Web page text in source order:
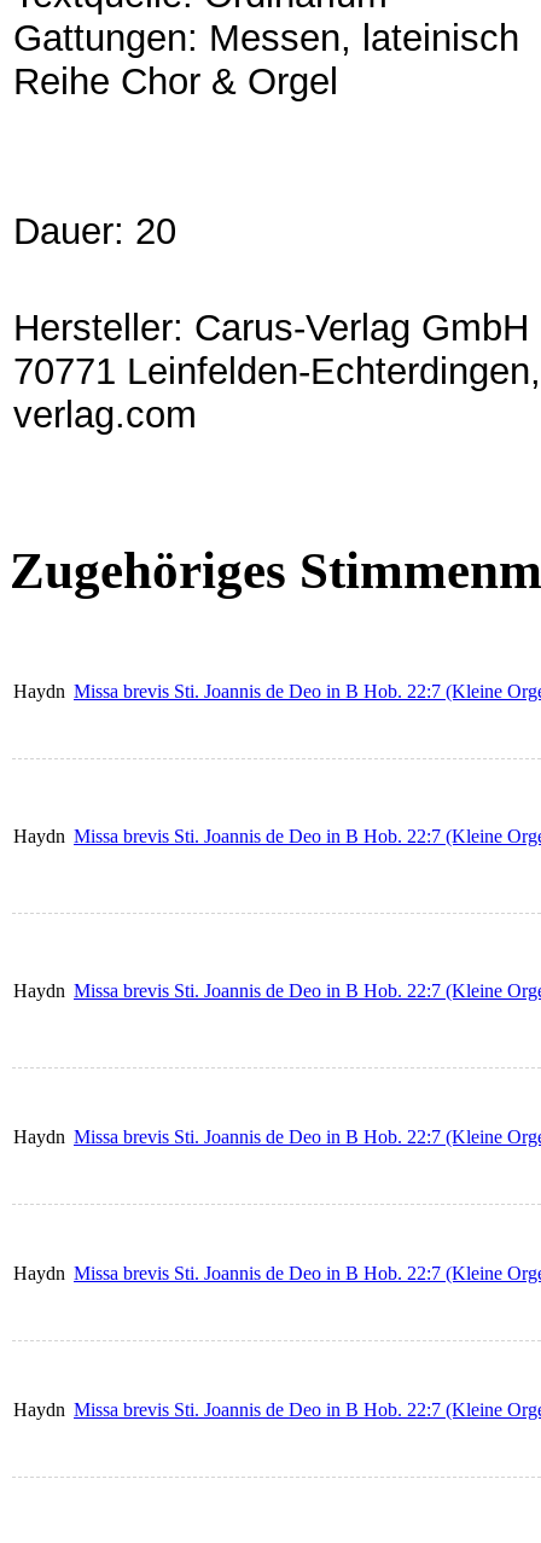
Gattungen: Messen, lateinisch
Reihe Chor & Orgel
Dauer: 20
Hersteller: Carus-Verlag
70771 Leinfelden-
verlag.com
Zugehöriges
Haydn Missa brevis Sti. Joannis de Deo in B Hob. 22:7 (Kleine
Haydn Missa brevis Sti. Joannis de Deo in B Hob. 22:7 (Kleine
Haydn Missa brevis Sti. Joannis de Deo in B Hob. 22:7 (Kleine
Haydn Missa brevis Sti. Joannis de Deo in B Hob. 22:7 (Kleine
Haydn Missa brevis Sti. Joannis de Deo in B Hob. 22:7 (Kleine
Haydn Missa brevis Sti. Joannis de Deo in B Hob. 22:7 (Kleine